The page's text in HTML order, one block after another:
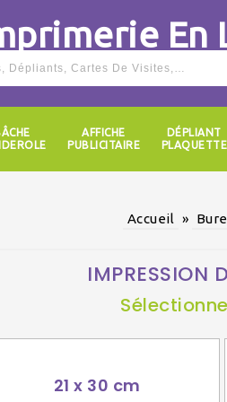
AFFICHE
PUBLICITAIRE
DÉPLIANT
PLAQUETTE
Accueil »
IMPRESSION
21 x 30 cm